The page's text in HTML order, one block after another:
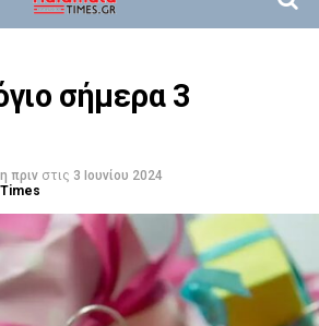
σήμερα 3
πριν στις 3 Ιουνίου 2024
Times